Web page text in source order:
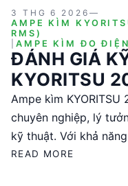
3 THG 6 2026 —
AMPE KÌM
RMS)
AMPE KÌM ĐO ĐIỆN
ĐÁNH GIÁ
KYORITSU
TRUE RMS)
Ampe kìm
chuyên nghiệp, lý
kỹ thuật. Với khả
tính năng True RMS,
READ MORE